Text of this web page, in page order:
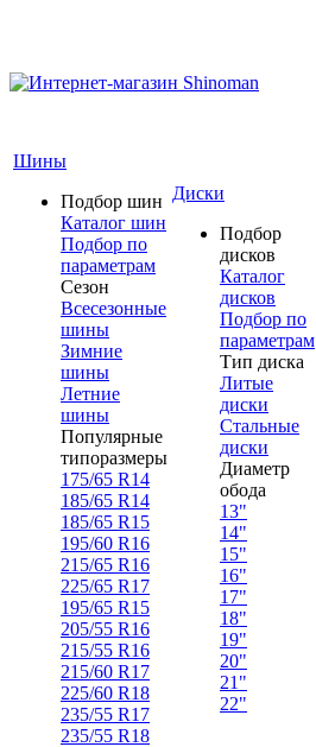
Шины
Подбор шин
Каталог шин
Подбор по
параметрам
Сезон
Всесезонные
шины
Зимние
шины
Летние
шины
Популярные
типоразмеры
175/65 R14
185/65 R14
185/65 R15
195/60 R16
215/65 R16
225/65 R17
195/65 R15
205/55 R16
215/55 R16
215/60 R17
225/60 R18
235/55 R17
235/55 R18
Диски
Подбор
дисков
Каталог
дисков
Подбор по
параметрам
Тип диска
Литые
диски
Стальные
диски
Диаметр
обода
13"
14"
15"
16"
17"
18"
19"
20"
21"
22"